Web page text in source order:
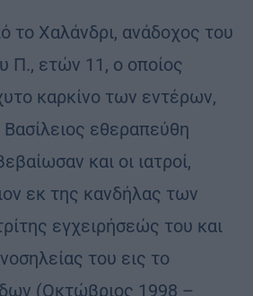
το Χαλάνδρι, ανάδοχος του
Π., ετών 11, ο οποίος
καρκίνο των εντέρων,
εθεραπεύθη
και οι ιατροί,
εκ της κανδήλας των
εγχειρήσεώς του και
του εις το
(Οκτώβριος 1998 –